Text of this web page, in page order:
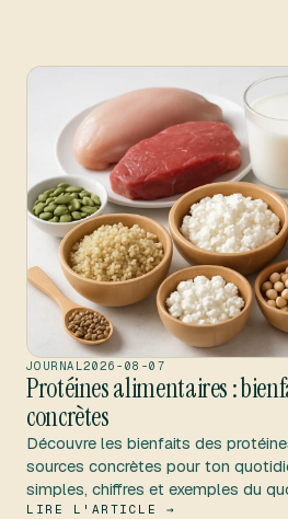
JOURNAL2026-08-07
Protéines alimentaires :
concrètes
Découvre les bienfaits des
sources concrètes pour ton
simples, chiffres et exemples du
LIRE L'ARTICLE →